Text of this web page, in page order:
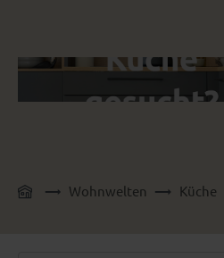
Wohnwelten Küche